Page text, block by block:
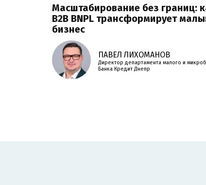
Масштабирование без границ:
B2B BNPL трансформирует
бизнес
ПАВЕЛ ЛИХОМАНОВ
Директор департамента малого и
Банка Кредит Днепр